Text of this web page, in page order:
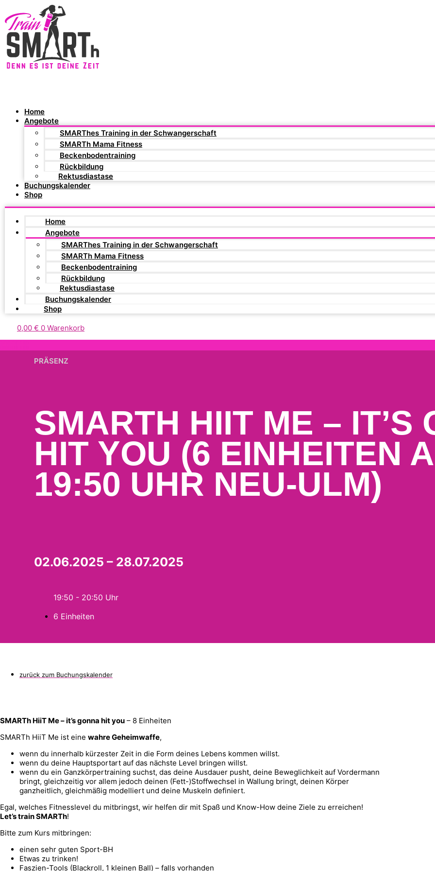
Home
Angebote
SMARThes Training in der Schwangerschaft
SMARTh Mama Fitness
Beckenbodentraining
Rückbildung
Rektusdiastase
Buchungskalender
Shop
Home
Angebote
SMARThes Training in der Schwangerschaft
SMARTh Mama Fitness
Beckenbodentraining
Rückbildung
Rektusdiastase
Buchungskalender
Shop
0,00 € 0 Warenkorb
PRÄSENZ
SMARTH HIIT ME – IT’S
HIT YOU (6 EINHEITEN
19:50 UHR NEU-ULM)
02.06.2025 – 28.07.2025
19:50 - 20:50
6 Einheiten
zurück zum Buchungskalender
SMARTh HiiT Me – it’s gonna hit you – 8 Einheiten
SMARTh HiiT Me ist eine wahre Geheimwaffe,
wenn du innerhalb kürzester Zeit in die Form deines Lebens kommen willst.
wenn du deine Hauptsportart auf das nächste Level bringen willst.
wenn du ein Ganzkörpertraining suchst, das deine Ausdauer pusht, deine Beweglichkeit auf Vordermann
bringt, gleichzeitig vor allem jedoch deinen (Fett-)Stoffwechsel in Wallung bringt, deinen Körper
ganzheitlich, gleichmäßig modelliert und deine Muskeln definiert.
Egal, welches Fitnesslevel du mitbringst, wir helfen dir mit Spaß und Know-How deine Ziele zu erreichen!
Let’s train SMARTh!
Bitte zum Kurs mitbringen:
einen sehr guten Sport-BH
Etwas zu trinken!
Faszien-Tools (Blackroll, 1 kleinen Ball) – falls vorhanden